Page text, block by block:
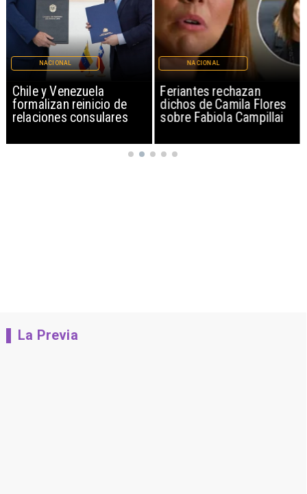
Chile y Venezuela
formalizan reinicio de
relaciones consulares
NACIONAL
Feriantes rechazan
dichos de Camila Flores
sobre Fabiola Campillai
NACIONAL
La Previa